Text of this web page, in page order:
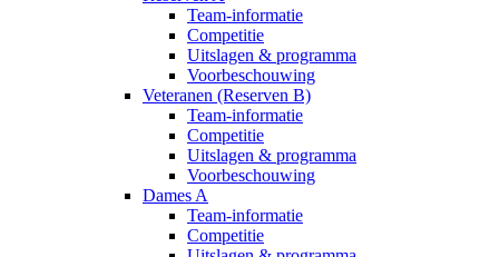
Team-informatie
Competitie
Uitslagen & programma
Voorbeschouwing
Veteranen (Reserven B)
Team-informatie
Competitie
Uitslagen & programma
Voorbeschouwing
Dames A
Team-informatie
Competitie